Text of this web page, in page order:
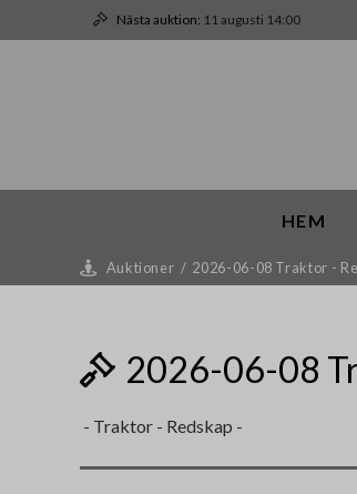
Nästa auktion: 11 augusti 14:00
HEM
Auktioner / 2026-06-08 Traktor -
2026-06-08
- Traktor - Redskap -